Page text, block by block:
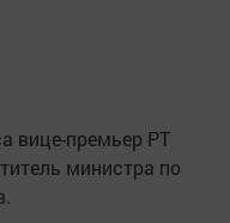
вице-премьер РТ
министра по